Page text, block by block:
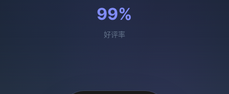
99%
好评率